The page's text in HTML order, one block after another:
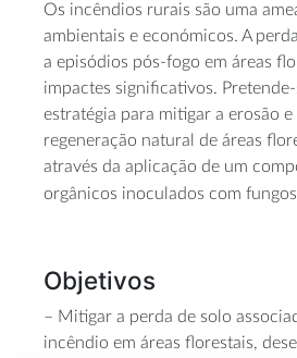
Os incêndios rurais são uma
ambientais e económicos. A
a episódios pós-fogo em áreas
impactes significativos.
estratégia para mitigar a erosão e
regeneração natural de áreas
através da aplicação de um
orgânicos inoculados com fungos
Objetivos
– Mitigar a perda de solo
incêndio em áreas florestais,